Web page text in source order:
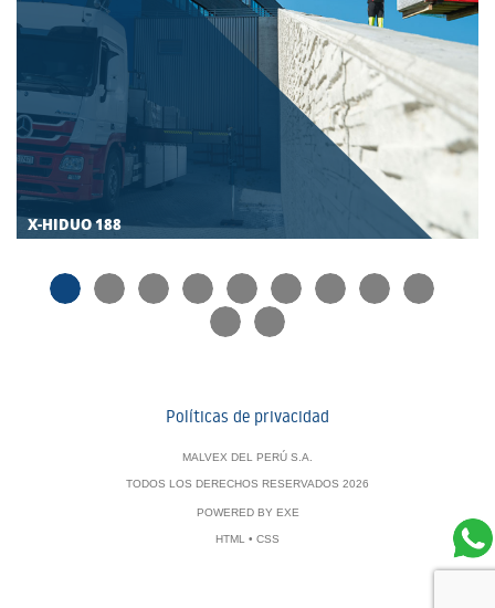
X-HIDUO 188
Políticas de privacidad
MALVEX DEL PERÚ S.A.
TODOS LOS DERECHOS RESERVADOS 2026
POWERED BY EXE
HTML • CSS